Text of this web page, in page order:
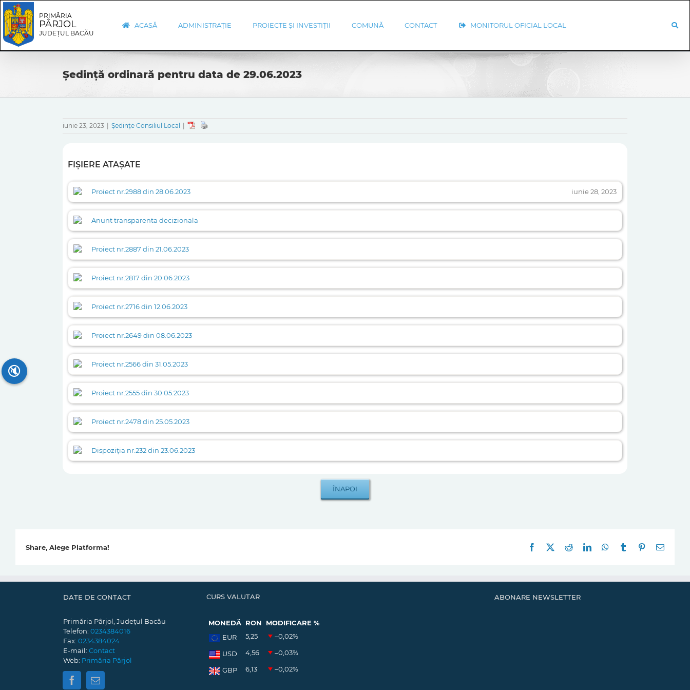
Skip
to
content
Skip
Navigation
PRIMĂRIA
PÂRJOL
JUDEȚUL BACĂU
ACASĂ ADMINISTRAȚIE PROIECTE ȘI INVESTIȚII COMUNĂ CONTACT MONITORUL OFICIAL LOCAL
Ședință ordinară pentru data de 29.06.2023
iunie 23, 2023 Ședințe Consiliul Local
FIȘIERE ATAȘATE
Proiect nr.2988 din 28.06.2023 iunie 28, 2023
Anunt transparenta decizionala
Proiect nr.2887 din 21.06.2023
Proiect nr.2817 din 20.06.2023
Proiect nr.2716 din 12.06.2023
Proiect nr.2649 din 08.06.2023
Proiect nr.2566 din 31.05.2023
Proiect nr.2555 din 30.05.2023
Proiect nr.2478 din 25.05.2023
Dispoziția nr.232 din 23.06.2023
Share, Alege Platforma! Facebook RedditLinkedInWhatsApp
Tumblr Pinterest
E-
DATE DE CONTACT
Primăria Pârjol, Județul Bacău
Telefon: 0234384016
Fax: 0234384024
E-mail: Contact
Web: Primăria Pârjol
CURS VALUTAR
MONEDĂ RON
MODIFICARE %
EUR
5,25 –0,02%
USD 4,56 –0,03%
GBP 6,13 –0,02%
ABONARE NEWSLETTER
🔇